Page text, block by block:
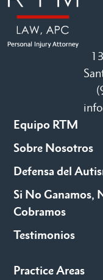
Equipo RTM
Sobre Nosotros
Defensa del
Si No Ganamos,
Cobramos
Testimonios
Practice Areas